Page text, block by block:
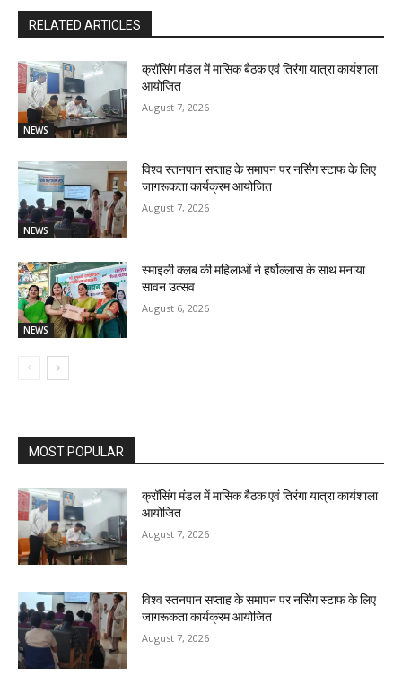
RELATED ARTICLES
NEWS
क्रॉसिंग मंडल में मासिक बैठक एवं तिरंगा यात्रा कार्यशाला
आयोजित
August 7, 2026
NEWS
विश्व स्तनपान सप्ताह के समापन पर नर्सिंग स्टाफ के लिए
जागरूकता कार्यक्रम आयोजित
August 7, 2026
NEWS
स्माइली क्लब की महिलाओं ने हर्षोल्लास के साथ मनाया
सावन उत्सव
August 6, 2026
MOST POPULAR
क्रॉसिंग मंडल में मासिक बैठक एवं तिरंगा यात्रा कार्यशाला
आयोजित
August 7, 2026
विश्व स्तनपान सप्ताह के समापन पर नर्सिंग स्टाफ के लिए
जागरूकता कार्यक्रम आयोजित
August 7, 2026